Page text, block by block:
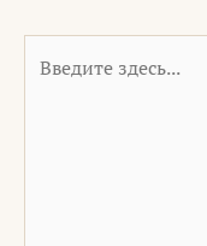
здесь...